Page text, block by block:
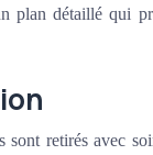
plan détaillé qui
sont retirés avec